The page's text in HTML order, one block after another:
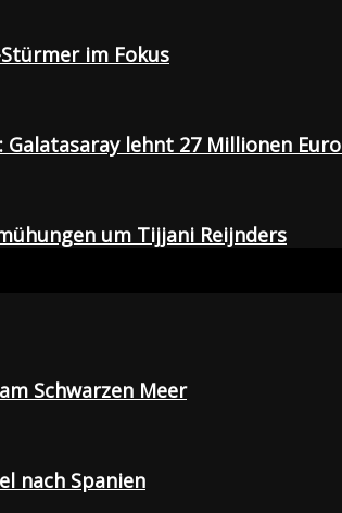
im Fokus
Galatasaray lehnt 27 Millionen
um Tijjani Reijnders
Schwarzen Meer
nach Spanien